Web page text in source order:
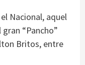
Nacional, aquel
“Pancho”
Britos, entre